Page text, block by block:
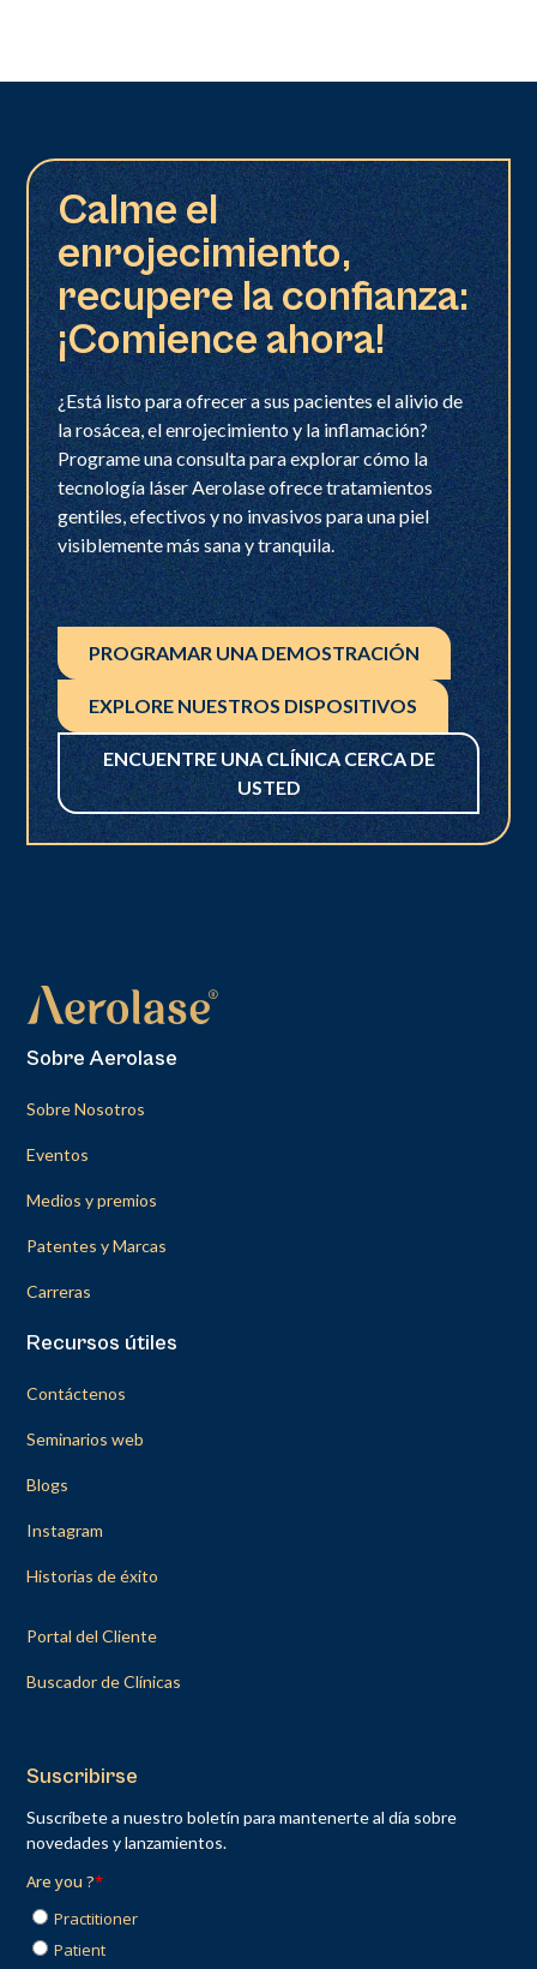
Calme el
enrojecimiento,
recupere la confianza:
¡Comience ahora!
¿Está listo para ofrecer a sus pacientes el alivio de
la rosácea, el enrojecimiento y la inflamación?
Programe una consulta para explorar cómo la
tecnología láser Aerolase ofrece tratamientos
gentiles, efectivos y no invasivos para una piel
visiblemente más sana y tranquila.
PROGRAMAR UNA DEMOSTRACIÓN
EXPLORE NUESTROS DISPOSITIVOS
ENCUENTRE UNA CLÍNICA CERCA DE
USTED
Sobre Aerolase
Sobre Nosotros
Eventos
Medios y premios
Patentes y Marcas
Carreras
Recursos útiles
Contáctenos
Seminarios web
Blogs
Instagram
Historias de éxito
Portal del Cliente
Buscador de Clínicas
Suscribirse
Suscríbete a nuestro boletín para mantenerte al día sobre
novedades y lanzamientos.